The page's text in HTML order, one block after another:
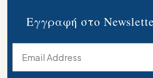
Εγγραφή στο